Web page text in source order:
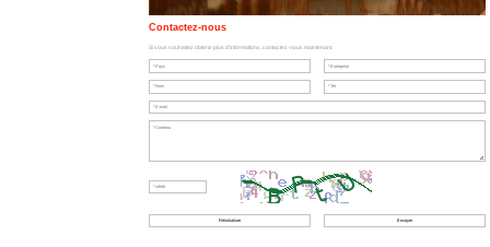
Contactez-nous
Si vous souhaitez obtenir plus d'informations, contactez-nous maintenant.